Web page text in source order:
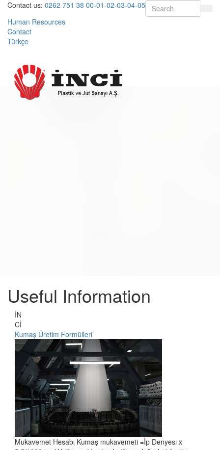
Contact us: 0262 751 38 00-01-02-03-04-05
Human Resources
Contact
Türkçe
Useful Information
İN
Cİ
Kumaş Üretim Formülleri
Mukavemet Hesabı Kumaş mukavemeti =İp Denyesi x